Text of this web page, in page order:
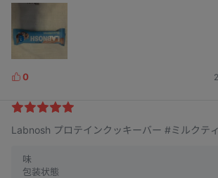
L
k
s
0
Labnosh プロテインクッキーバー #ミルクテ
味
包装状態